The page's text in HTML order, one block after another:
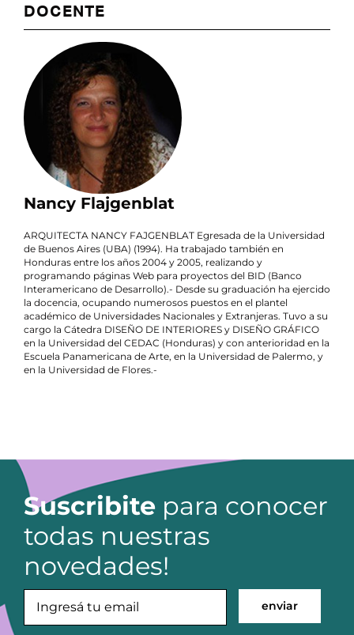
DOCENTE
Nancy Flajgenblat
ARQUITECTA NANCY FAJGENBLAT Egresada de la Universidad
de Buenos Aires (UBA) (1994). Ha trabajado también en
Honduras entre los años 2004 y 2005, realizando y
programando páginas Web para proyectos del BID (Banco
Interamericano de Desarrollo).- Desde su graduación ha ejercido
la docencia, ocupando numerosos puestos en el plantel
académico de Universidades Nacionales y Extranjeras. Tuvo a su
cargo la Cátedra DISEÑO DE INTERIORES y DISEÑO GRÁFICO
en la Universidad del CEDAC (Honduras) y con anterioridad en la
Escuela Panamericana de Arte, en la Universidad de Palermo, y
en la Universidad de Flores.-
Suscribitepara conocer
todas nuestras
novedades!